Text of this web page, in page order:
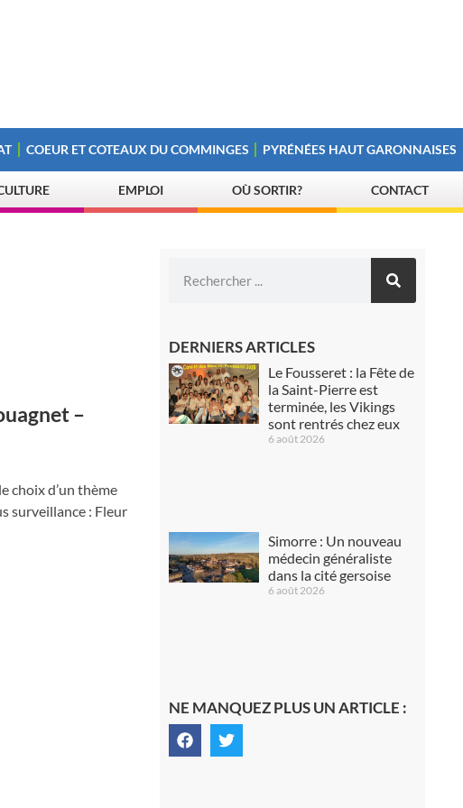
COEUR ET COTEAUX DU COMMINGES PYRÉNÉES HAUT GARONNAISES
EMPLOI OÙ SORTIR? CONTACT
–
choix d’un thème
surveillance : Fleur
DERNIERS ARTICLES
Le Fousseret : la Fête de
la Saint-Pierre est
terminée, les Vikings
sont rentrés chez eux
6 août 2026
Simorre : Un nouveau
médecin généraliste
dans la cité gersoise
6 août 2026
NE MANQUEZ PLUS UN ARTICLE :